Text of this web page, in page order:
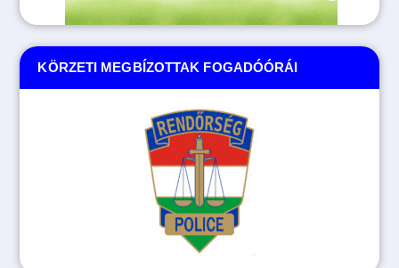
KÖRZETI MEGBÍZOTTAK FOGADÓÓRÁI